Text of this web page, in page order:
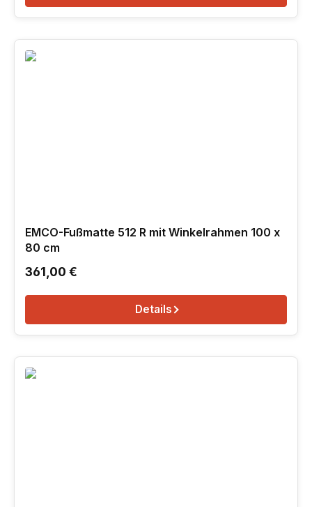
EMCO-Fußmatte 512 R mit Winkelrahmen 100 x
80 cm
Regulärer Preis:
361,00 €
Details